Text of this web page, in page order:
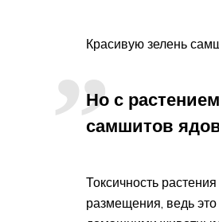
Красивую зелень
Но с
самшитов
Токсичность
размещения, ведь